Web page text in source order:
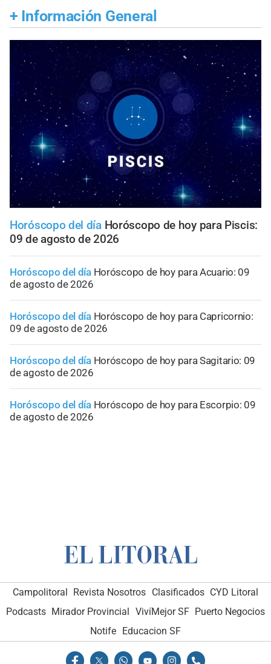
+ Información General
Horóscopo del día Horóscopo de hoy para Piscis:
09 de agosto de 2026
Horóscopo del día Horóscopo de hoy para Acuario: 09
de agosto de 2026
Horóscopo del día Horóscopo de hoy para Capricornio:
09 de agosto de 2026
Horóscopo del día Horóscopo de hoy para Sagitario: 09
de agosto de 2026
Horóscopo del día Horóscopo de hoy para Escorpio: 09
de agosto de 2026
Campolitoral Revista Nosotros Clasificados CYD Litoral
Podcasts Mirador Provincial VivíMejor SF Puerto Negocios
Notife
Educacion SF